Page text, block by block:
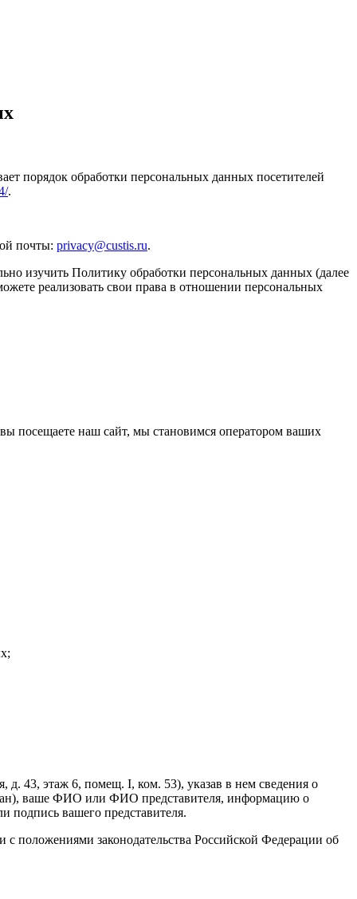
порядок обработки персональных данных посетителей
.
почты: privacy@custis.ru.
изучить Политику обработки персональных данных (далее
реализовать свои права в отношении персональных
посещаете наш сайт, мы становимся оператором ваших
43, этаж 6, помещ. I, ком. 53), указав в нем сведения о
ваше ФИО или ФИО представителя, информацию о
подпись вашего представителя.
положениями законодательства Российской Федерации об